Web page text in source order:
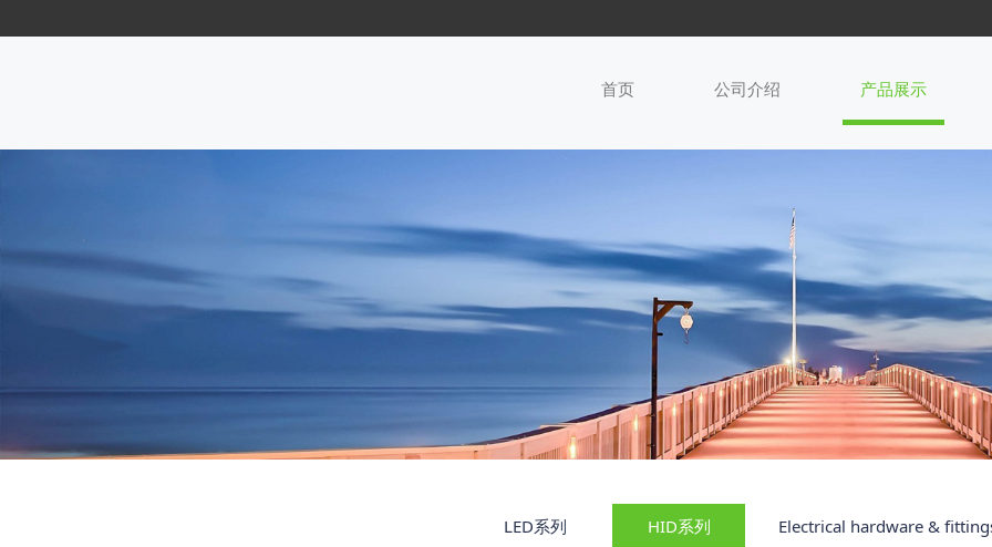
首页 公司介绍 产品展示
LED系列 HID系列 Electrical hardware &